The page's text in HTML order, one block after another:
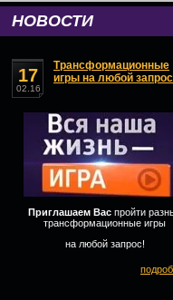
НОВОСТИ
17
02.16
Трансформационные
игры на любой
Приглашаем Вас пройти
трансформационные игры
на любой запрос!